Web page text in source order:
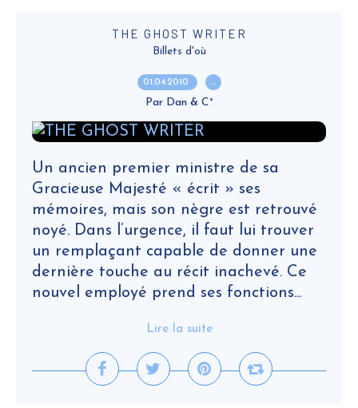
THE GHOST WRITER
Billets d'où
01.04.2010 …
Par Dan & C°
Un ancien premier ministre de sa
Gracieuse Majesté « écrit » ses
mémoires, mais son nègre est retrouvé
noyé. Dans l’urgence, il faut lui trouver
un remplaçant capable de donner une
dernière touche au récit inachevé. Ce
nouvel employé prend ses fonctions...
Lire la suite